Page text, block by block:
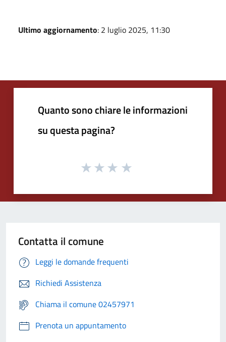
Ultimo aggiornamento: 2 luglio 2025, 11:30
Quanto sono chiare le informazioni
su questa pagina?
Contatta il comune
Leggi le domande frequenti
Richiedi Assistenza
Chiama il comune 02457971
Prenota un appuntamento